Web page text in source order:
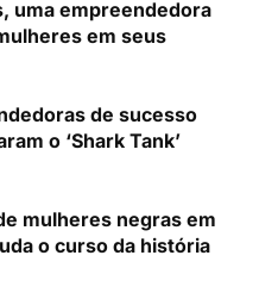
uma empreendedora
em seus
de sucesso
o ‘Shark Tank’
mulheres negras em
o curso da história